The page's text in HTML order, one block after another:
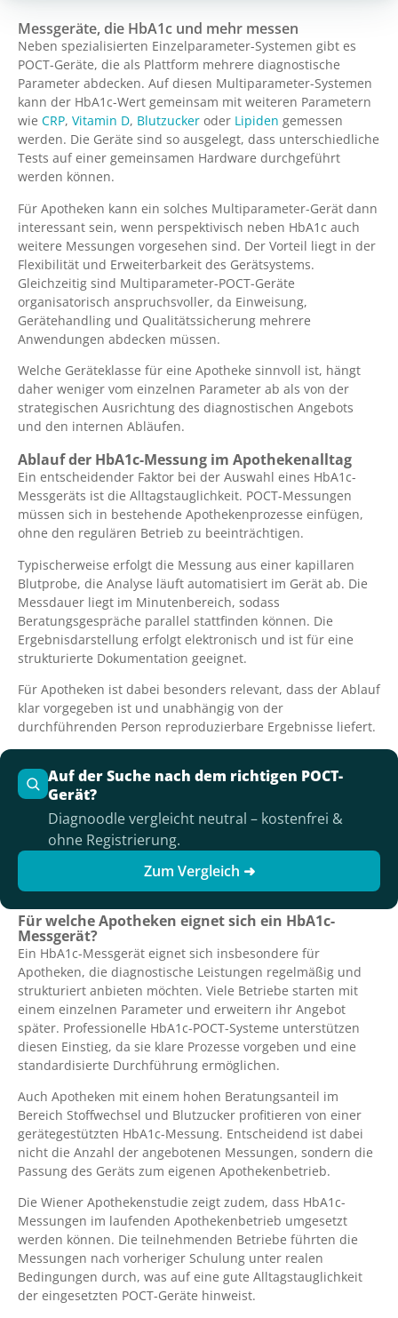
Messgeräte, die HbA1c und mehr messen
Neben spezialisierten Einzelparameter-Systemen gibt es
POCT-Geräte, die als Plattform mehrere diagnostische
Parameter abdecken. Auf diesen Multiparameter-Systemen
kann der HbA1c-Wert gemeinsam mit weiteren Parametern
wie CRP, Vitamin D, Blutzucker oder Lipiden gemessen
werden. Die Geräte sind so ausgelegt, dass unterschiedliche
Tests auf einer gemeinsamen Hardware durchgeführt
werden können.
Für Apotheken kann ein solches Multiparameter-Gerät dann
interessant sein, wenn perspektivisch neben HbA1c auch
weitere Messungen vorgesehen sind. Der Vorteil liegt in der
Flexibilität und Erweiterbarkeit des Gerätsystems.
Gleichzeitig sind Multiparameter-POCT-Geräte
organisatorisch anspruchsvoller, da Einweisung,
Gerätehandling und Qualitätssicherung mehrere
Anwendungen abdecken müssen.
Welche Geräteklasse für eine Apotheke sinnvoll ist, hängt
daher weniger vom einzelnen Parameter ab als von der
strategischen Ausrichtung des diagnostischen Angebots
und den internen Abläufen.
Ablauf der HbA1c-Messung im Apothekenalltag
Ein entscheidender Faktor bei der Auswahl eines HbA1c-
Messgeräts ist die Alltagstauglichkeit. POCT-Messungen
müssen sich in bestehende Apothekenprozesse einfügen,
ohne den regulären Betrieb zu beeinträchtigen.
Typischerweise erfolgt die Messung aus einer kapillaren
Blutprobe, die Analyse läuft automatisiert im Gerät ab. Die
Messdauer liegt im Minutenbereich, sodass
Beratungsgespräche parallel stattfinden können. Die
Ergebnisdarstellung erfolgt elektronisch und ist für eine
strukturierte Dokumentation geeignet.
Für Apotheken ist dabei besonders relevant, dass der Ablauf
klar vorgegeben ist und unabhängig von der
durchführenden Person reproduzierbare Ergebnisse liefert.
Auf der Suche nach dem richtigen POCT-
Gerät?
Diagnoodle vergleicht neutral – kostenfrei &
ohne Registrierung.
Zum Vergleich ➜
Für welche Apotheken eignet sich ein HbA1c-
Messgerät?
Ein HbA1c-Messgerät eignet sich insbesondere für
Apotheken, die diagnostische Leistungen regelmäßig und
strukturiert anbieten möchten. Viele Betriebe starten mit
einem einzelnen Parameter und erweitern ihr Angebot
später. Professionelle HbA1c-POCT-Systeme unterstützen
diesen Einstieg, da sie klare Prozesse vorgeben und eine
standardisierte Durchführung ermöglichen.
Auch Apotheken mit einem hohen Beratungsanteil im
Bereich Stoffwechsel und Blutzucker profitieren von einer
gerätegestützten HbA1c-Messung. Entscheidend ist dabei
nicht die Anzahl der angebotenen Messungen, sondern die
Passung des Geräts zum eigenen Apothekenbetrieb.
Die Wiener Apothekenstudie zeigt zudem, dass HbA1c-
Messungen im laufenden Apothekenbetrieb umgesetzt
werden können. Die teilnehmenden Betriebe führten die
Messungen nach vorheriger Schulung unter realen
Bedingungen durch, was auf eine gute Alltagstauglichkeit
der eingesetzten POCT-Geräte hinweist.